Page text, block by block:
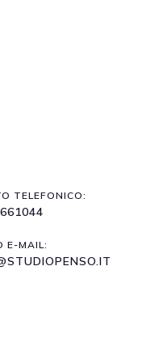
TELEFONICO:
E-MAIL: